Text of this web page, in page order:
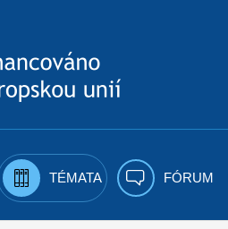
TÉMATA FÓRUM